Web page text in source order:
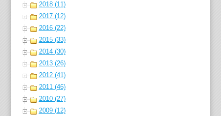
2018 (11)
2017 (12)
2016 (22)
2015 (33)
2014 (30)
2013 (26)
2012 (41)
2011 (46)
2010 (27)
2009 (12)